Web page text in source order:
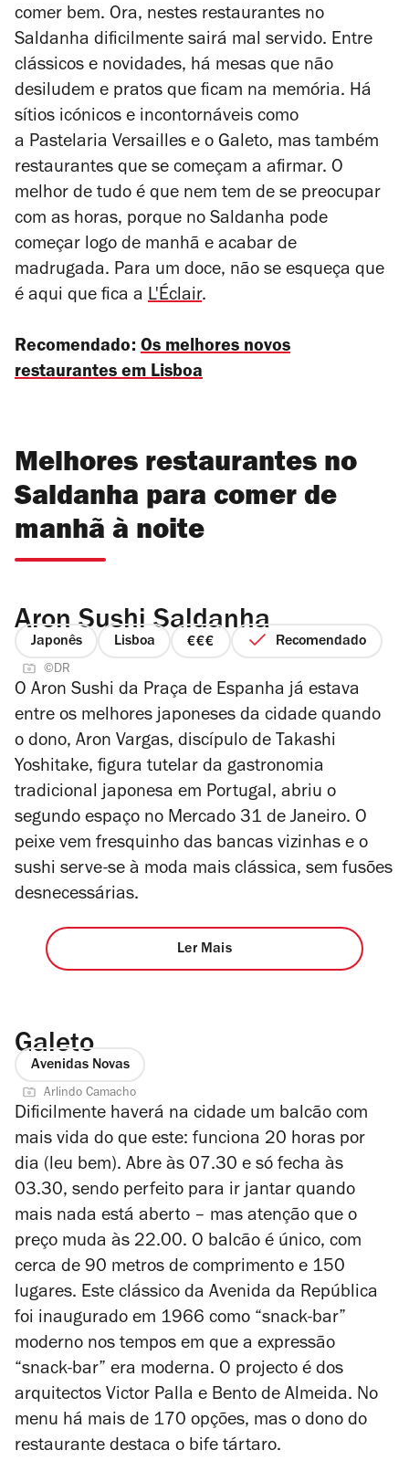
comer bem. Ora, nestes restaurantes no
Saldanha dificilmente sairá mal servido. Entre
clássicos e novidades, há mesas que não
desiludem e pratos que ficam na memória. Há
sítios icónicos e incontornáveis como
a Pastelaria Versailles e o Galeto, mas também
restaurantes que se começam a afirmar. O
melhor de tudo é que nem tem de se preocupar
com as horas, porque no Saldanha pode
começar logo de manhã e acabar de
madrugada. Para um doce, não se esqueça que
é aqui que fica a L'Éclair.
Recomendado: Os melhores novos
restaurantes em Lisboa
Melhores restaurantes no
Saldanha para comer de
manhã à noite
Aron Sushi Saldanha
Japonês Lisboa
preço
de
4
Recomendado
©DR
O Aron Sushi da Praça de Espanha já estava
entre os melhores japoneses da cidade quando
o dono, Aron Vargas, discípulo de Takashi
Yoshitake, figura tutelar da gastronomia
tradicional japonesa em Portugal, abriu o
segundo espaço no Mercado 31 de Janeiro. O
peixe vem fresquinho das bancas vizinhas e o
sushi serve-se à moda mais clássica, sem fusões
desnecessárias.
Ler Mais
Galeto
Avenidas Novas
Arlindo Camacho
Dificilmente haverá na cidade um balcão com
mais vida do que este: funciona 20 horas por
dia (leu bem). Abre às 07.30 e só fecha às
03.30, sendo perfeito para ir jantar quando
mais nada está aberto – mas atenção que o
preço muda às 22.00. O balcão é único, com
cerca de 90 metros de comprimento e 150
lugares. Este clássico da Avenida da República
foi inaugurado em 1966 como “snack-bar”
moderno nos tempos em que a expressão
“snack-bar” era moderna. O projecto é dos
arquitectos Victor Palla e Bento de Almeida. No
menu há mais de 170 opções, mas o dono do
restaurante destaca o bife tártaro.